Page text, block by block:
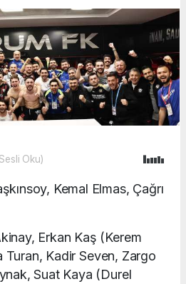
Oku)
Kemal Elmas, Çağrı
Erkan Kaş (Kerem
Kadir Seven, Zargo
Suat Kaya (Durel